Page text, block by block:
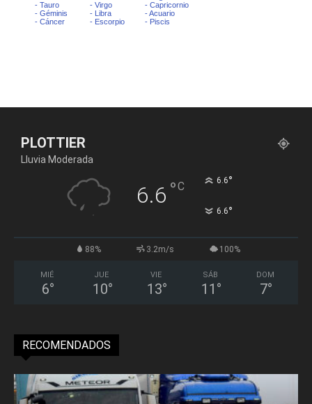
PLOTTIER
Lluvia Moderada
6.6 °C 6.6°
6.6°
88% 3.2m/s 100%
MIÉ
6°
JUE
10°
VIE
13°
SÁB
11 °
DOM
7°
RECOMENDADOS